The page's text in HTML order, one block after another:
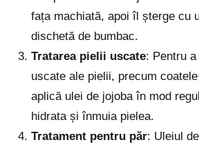
fața machiată, apoi îl șterge cu
dischetă de bumbac.
Tratarea pielii uscate: Pentru
uscate ale pielii, precum
aplică ulei de jojoba în mod
hidrata și înmuia pielea.
Tratament pentru păr: Uleiul